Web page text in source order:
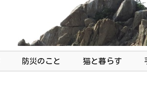
防災のこと 猫と暮らす